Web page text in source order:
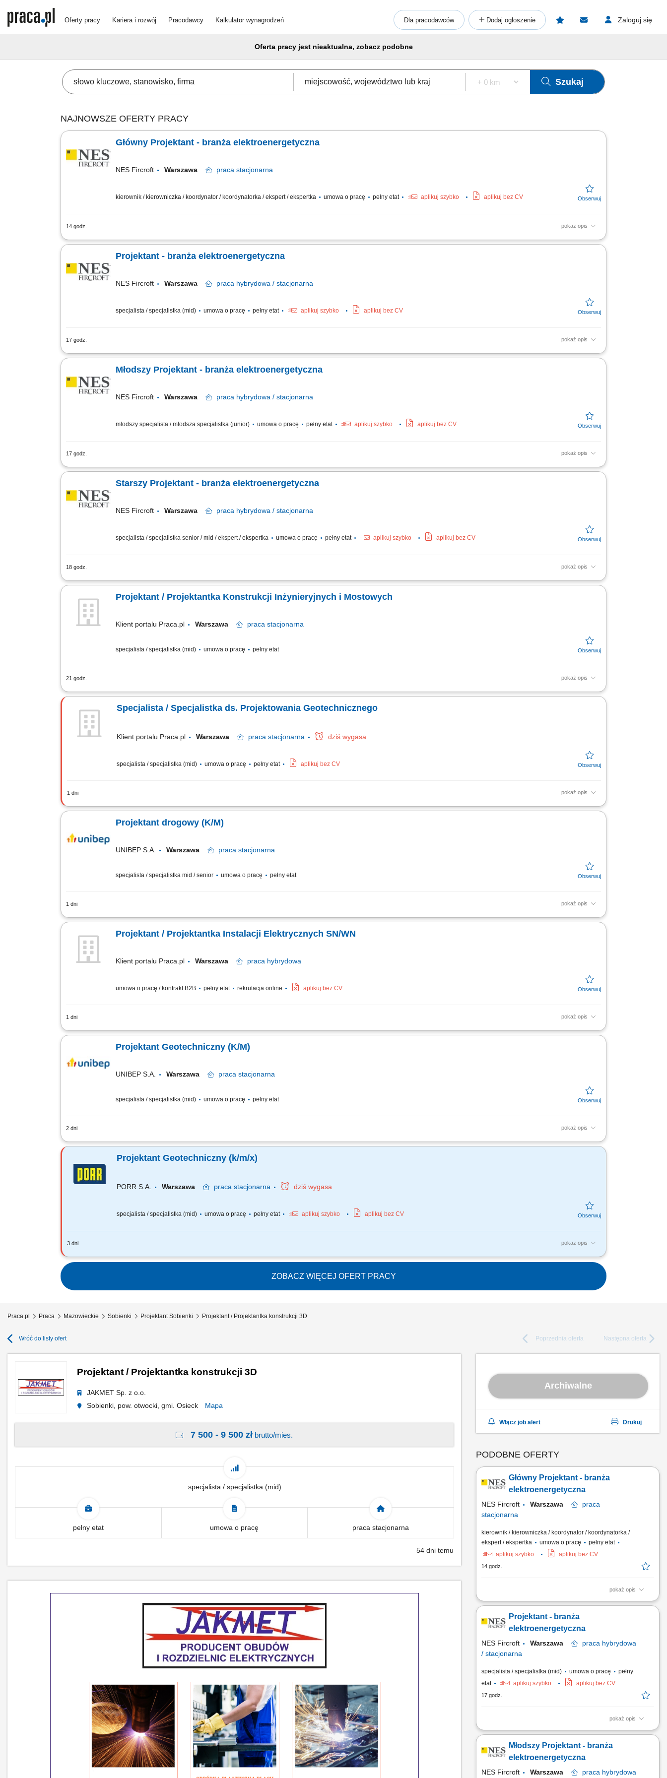
Oferty pracy Kariera i rozwój Pracodawcy Kalkulator wynagrodzeń Dla pracodawców Dodaj ogłoszenie Zaloguj się
Oferta pracy jest nieaktualna, zobacz podobne
Szukaj
NAJNOWSZE OFERTY PRACY
Główny Projektant - branża elektroenergetyczna
NES Fircroft Warszawa praca stacjonarna
kierownik / kierowniczka / koordynator / koordynatorka / ekspert / ekspertka umowa o pracę pełny etat aplikuj szybko aplikuj bez CV
14 godz. pokaż opis
Rekrutujemy dla: Naszego Klienta - globalnego generalnego wykonawcy EPC. Lokalizacja: Warszawa Tryb pracy: Pełny etat, praca stacjonarna w biurze -
Projektant - branża elektroenergetyczna
NES Fircroft Warszawa praca hybrydowa / stacjonarna
specjalista / specjalistka (mid) umowa o pracę pełny etat aplikuj szybko aplikuj bez CV
17 godz. pokaż opis
Rekrutujemy dla: Naszego Klienta - globalnego generalnego wykonawcy EPC. Lokalizacja: Warszawa Tryb pracy: Pełny etat, praca stacjonarna w biurze -
Młodszy Projektant - branża elektroenergetyczna
NES Fircroft Warszawa praca hybrydowa / stacjonarna
młodszy specjalista / młodsza specjalistka (junior) umowa o pracę pełny etat aplikuj szybko aplikuj bez CV
17 godz. pokaż opis
Rekrutujemy dla: Naszego Klienta - globalnego generalnego wykonawcy EPC. Lokalizacja: Warszawa Tryb pracy: Pełny etat, praca stacjonarna w biurze -
Starszy Projektant - branża elektroenergetyczna
NES Fircroft Warszawa praca hybrydowa / stacjonarna
specjalista / specjalistka senior / mid / ekspert / ekspertka umowa o pracę pełny etat aplikuj szybko aplikuj bez CV
18 godz. pokaż opis
Rekrutujemy dla: Naszego Klienta - globalnego generalnego wykonawcy EPC. Lokalizacja: Warszawa Tryb pracy: Pełny etat, praca stacjonarna w biurze -
Projektant / Projektantka Konstrukcji Inżynieryjnych i Mostowych
Klient portalu Praca.pl Warszawa praca stacjonarna
specjalista / specjalistka (mid) umowa o pracę pełny etat
21 godz. pokaż opis
Samodzielne przygotowywanie kompletnej dokumentacji architektoniczno-budowlanej oraz wykonawczej dla obiektów mostowych i drogowych. Ścisła koordynacja
Specjalista / Specjalistka ds. Projektowania Geotechnicznego
Klient portalu Praca.pl Warszawa praca stacjonarna dziś wygasa
specjalista / specjalistka (mid) umowa o pracę pełny etat aplikuj bez CV
1 dni pokaż opis
Projektowanie rozwiązań geotechnicznych dla inwestycji infrastrukturalnych i kubaturowych. Sporządzanie dokumentacji technicznej, ofert oraz przedmiarów robót
Projektant drogowy (K/M)
UNIBEP S.A. Warszawa praca stacjonarna
specjalista / specjalistka mid / senior umowa o pracę pełny etat
1 dni pokaż opis
Zakres obowiązków: Opracowywanie koncepcji oraz dokumentacji projektowej dla inwestycji drogowych na etapie ofertowania i realizacji. Przygotowywanie projektów
Projektant / Projektantka Instalacji Elektrycznych SN/WN
Klient portalu Praca.pl Warszawa praca hybrydowa
umowa o pracę / kontrakt B2B pełny etat rekrutacja online aplikuj bez CV
1 dni pokaż opis
Przygotowywanie projektów przyłączy elektroenergetycznych oraz stacji transformatorowych. Tworzenie dokumentacji technicznej dla farm fotowoltaicznych i
Projektant Geotechniczny (K/M)
UNIBEP S.A. Warszawa praca stacjonarna
specjalista / specjalistka (mid) umowa o pracę pełny etat
2 dni pokaż opis
Zakres obowiązków: Współpraca z zespołem wielobranżowym na wszystkich etapach procesu projektowego: od przygotowania oferty, przez Projekt Budowlany i
Projektant Geotechniczny (k/m/x)
PORR S.A. Warszawa praca stacjonarna dziś wygasa
specjalista / specjalistka (mid) umowa o pracę pełny etat aplikuj szybko aplikuj bez CV
3 dni pokaż opis
Twoje zadania: Przygotowywanie ofert oraz przedmiarów z zakresu geotechniki. Wykonywanie optymalizacji rozwiązań zgodnie z przyjętymi w firmie standardami.
ZOBACZ WIĘCEJ OFERT PRACY
Praca.pl Praca Mazowieckie Sobienki Projektant Sobienki Projektant / Projektantka konstrukcji 3D
Wróć do listy ofert Poprzednia oferta Następna oferta
Projektant / Projektantka konstrukcji 3D
JAKMET Sp. z o.o.
Sobienki, pow. otwocki, gmi. Osieck
Mapa
7 500 - 9 500 zł brutto/mies.
specjalista / specjalistka (mid)
pełny etat umowa o pracę praca stacjonarna
54 dni temu
Archiwalne
Włącz job alert Drukuj
PODOBNE OFERTY
Główny Projektant - branża
elektroenergetyczna
NES Fircroft Warszawa
praca
stacjonarna
kierownik / kierowniczka / koordynator / koordynatorka /
ekspert / ekspertka
umowa o pracę
pełny etat
aplikuj szybko
aplikuj bez CV
14 godz.
pokaż opis
Rekrutujemy dla: Naszego Klienta - globalnego generalnego
etat, praca stacjonarna w biurze - dopuszczalna praca
hybrydowa 2 dni z domu tygodniowo, po okresie próbnym
koordynacja prac...
Projektant - branża
elektroenergetyczna
NES Fircroft Warszawa praca hybrydowa
/ stacjonarna
specjalista / specjalistka (mid) umowa o pracę
pełny
etat
aplikuj szybko aplikuj bez CV
17 godz.
pokaż opis
Rekrutujemy dla: Naszego Klienta - globalnego generalnego
etat, praca stacjonarna w biurze - dopuszczalna praca
hybrydowa 2 dni z domu tygodniowo, po okresie próbnym
kreślarzy branży...
Młodszy Projektant - branża
elektroenergetyczna
NES Fircroft Warszawa praca hybrydowa